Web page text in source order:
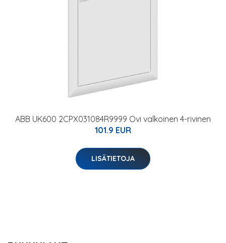
ABB UK600 2CPX031084R9999 Ovi valkoinen 4-rivinen
101.9 EUR
LISÄTIETOJA